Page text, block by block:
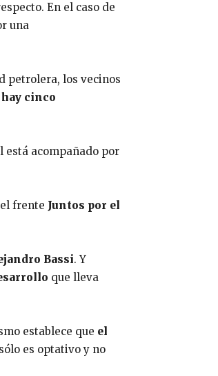
En el caso de
una
petrolera, los vecinos
cinco
está acompañado por
frente Juntos por el
Bassi. Y
que lleva
establece que el
es optativo y no